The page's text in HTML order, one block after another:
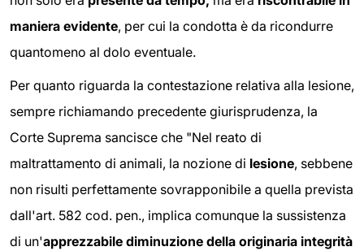
maniera evidente, per cui la condotta è da ricondurre
quantomeno al dolo eventuale.
Per quanto riguarda la contestazione relativa alla lesione,
sempre richiamando precedente giurisprudenza, la
Corte Suprema sancisce che "Nel reato di
maltrattamento di animali, la nozione di lesione, sebbene
non risulti perfettamente sovrapponibile a quella prevista
dall'art. 582 cod. pen., implica comunque la sussistenza
di un'apprezzabile diminuzione della originaria integrità